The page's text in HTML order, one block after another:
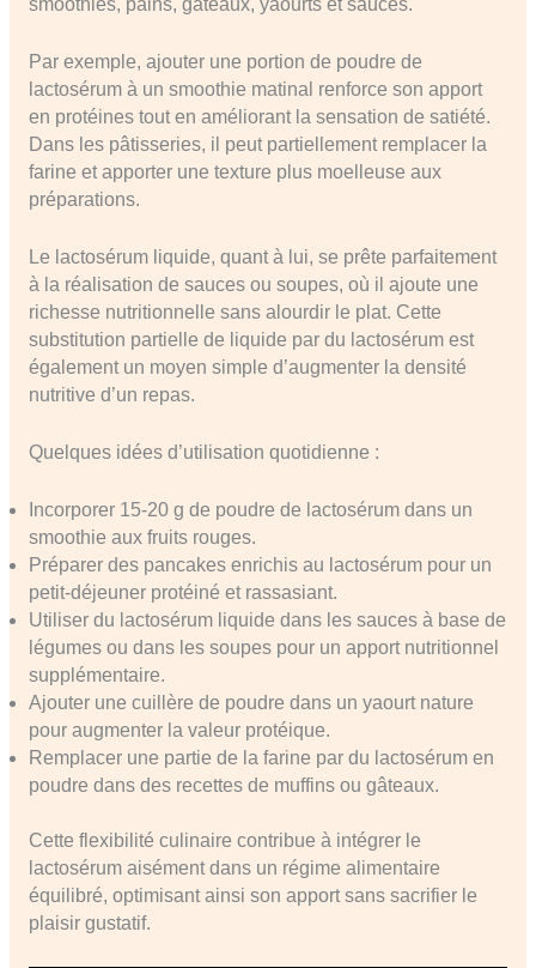
smoothies, pains, gâteaux, yaourts et sauces.
Par exemple, ajouter une portion de poudre de
lactosérum à un smoothie matinal renforce son apport
en protéines tout en améliorant la sensation de satiété.
Dans les pâtisseries, il peut partiellement remplacer la
farine et apporter une texture plus moelleuse aux
préparations.
Le lactosérum liquide, quant à lui, se prête parfaitement
à la réalisation de sauces ou soupes, où il ajoute une
richesse nutritionnelle sans alourdir le plat. Cette
substitution partielle de liquide par du lactosérum est
également un moyen simple d’augmenter la densité
nutritive d’un repas.
Quelques idées d’utilisation quotidienne :
Incorporer 15-20 g de poudre de lactosérum dans un
smoothie aux fruits rouges.
Préparer des pancakes enrichis au lactosérum pour un
petit-déjeuner protéiné et rassasiant.
Utiliser du lactosérum liquide dans les sauces à base de
légumes ou dans les soupes pour un apport nutritionnel
supplémentaire.
Ajouter une cuillère de poudre dans un yaourt nature
pour augmenter la valeur protéique.
Remplacer une partie de la farine par du lactosérum en
poudre dans des recettes de muffins ou gâteaux.
Cette flexibilité culinaire contribue à intégrer le
lactosérum aisément dans un régime alimentaire
équilibré, optimisant ainsi son apport sans sacrifier le
plaisir gustatif.